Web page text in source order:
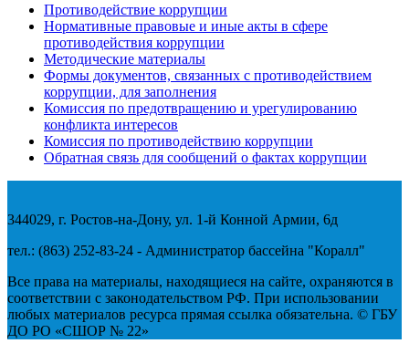
Противодействие коррупции
Нормативные правовые и иные акты в сфере
противодействия коррупции
Методические материалы
Формы документов, связанных с противодействием
коррупции, для заполнения
Комиссия по предотвращению и урегулированию
конфликта интересов
Комиссия по противодействию коррупции
Обратная связь для сообщений о фактах коррупции
344029, г. Ростов-на-Дону, ул. 1-й Конной Армии, 6д
тел.: (863) 252-83-24 - Администратор бассейна "Коралл"
Все права на материалы, находящиеся на сайте, охраняются в
соответствии с законодательством РФ. При использовании
любых материалов ресурса прямая ссылка обязательна. © ГБУ
ДО РО «СШОР № 22»